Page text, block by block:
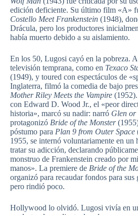
edición deficiente. Su último film «A»
Costello Meet Frankenstein (1948),
Drácula, pero los productores
había muerto debido a su aislamiento.
En los 50, Lugosi cayó en la pobreza.
televisión temprana, como en Texaco
(1949), y toured con espectáculos de
Inglaterra, filmó la comedia de bajo
Mother Riley Meets the Vampire
con Edward D. Wood Jr., el «peor
historia», marcó su nadir: narró Glen or
protagonizó Bride of the Monster
póstumo para Plan 9 from Outer Space
1955, se internó voluntariamente en un
tratar su adicción, declarando
monstruo de Frankenstein creado por
manos». La premiere de Bride of the
organizó para recaudar fondos para sus
pero rindió poco.
Hollywood lo olvidó. Lugosi vivía en